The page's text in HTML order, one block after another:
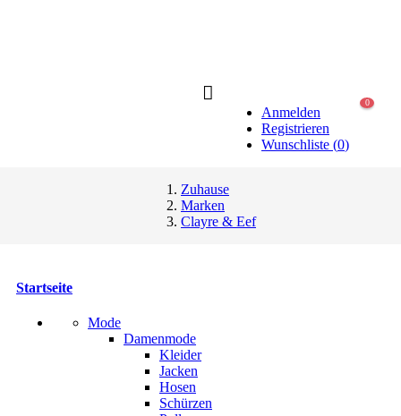
Anmelden
Registrieren
Wunschliste (0)
0
Zuhause
Marken
Clayre & Eef
Startseite
Mode
Damenmode
Kleider
Jacken
Hosen
Schürzen